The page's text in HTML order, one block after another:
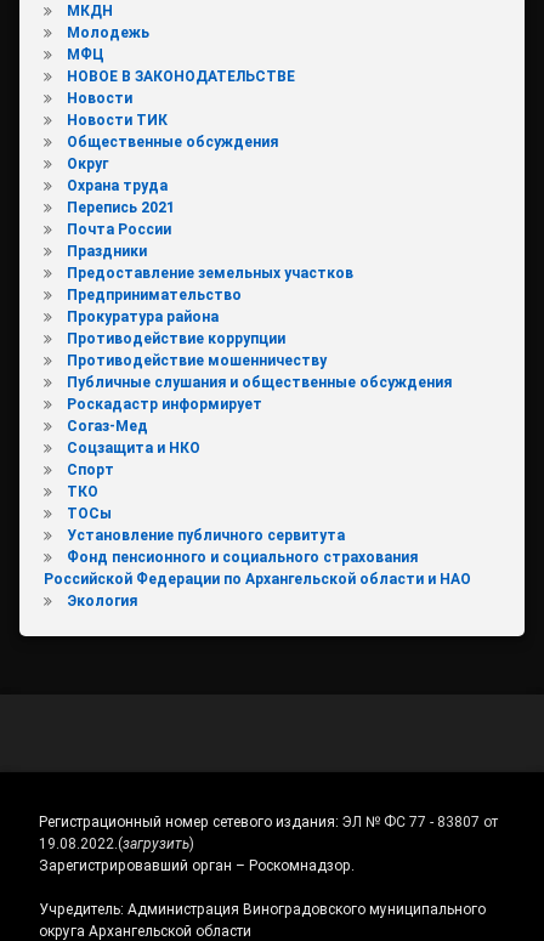
МКДН
Молодежь
МФЦ
НОВОЕ В ЗАКОНОДАТЕЛЬСТВЕ
Новости
Новости ТИК
Общественные обсуждения
Округ
Охрана труда
Перепись 2021
Почта России
Праздники
Предоставление земельных участков
Предпринимательство
Прокуратура района
Противодействие коррупции
Противодействие мошенничеству
Публичные слушания и общественные обсуждения
Роскадастр информирует
Согаз-Мед
Соцзащита и НКО
Спорт
ТКО
ТОСы
Установление публичного сервитута
Фонд пенсионного и социального страхования
Российской Федерации по Архангельской области и НАО
Экология
Регистрационный номер сетевого издания: ЭЛ № ФС 77 - 83807 от
19.08.2022.(загрузить)
Зарегистрировавший орган – Роскомнадзор.
Учредитель: Администрация Виноградовского муниципального
округа Архангельской области